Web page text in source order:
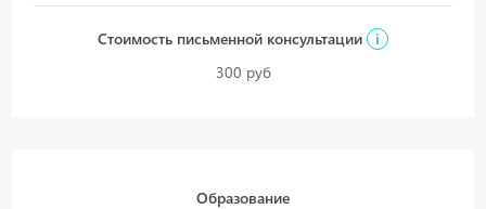
Стоимость письменной консультации
i
300 руб
Образование